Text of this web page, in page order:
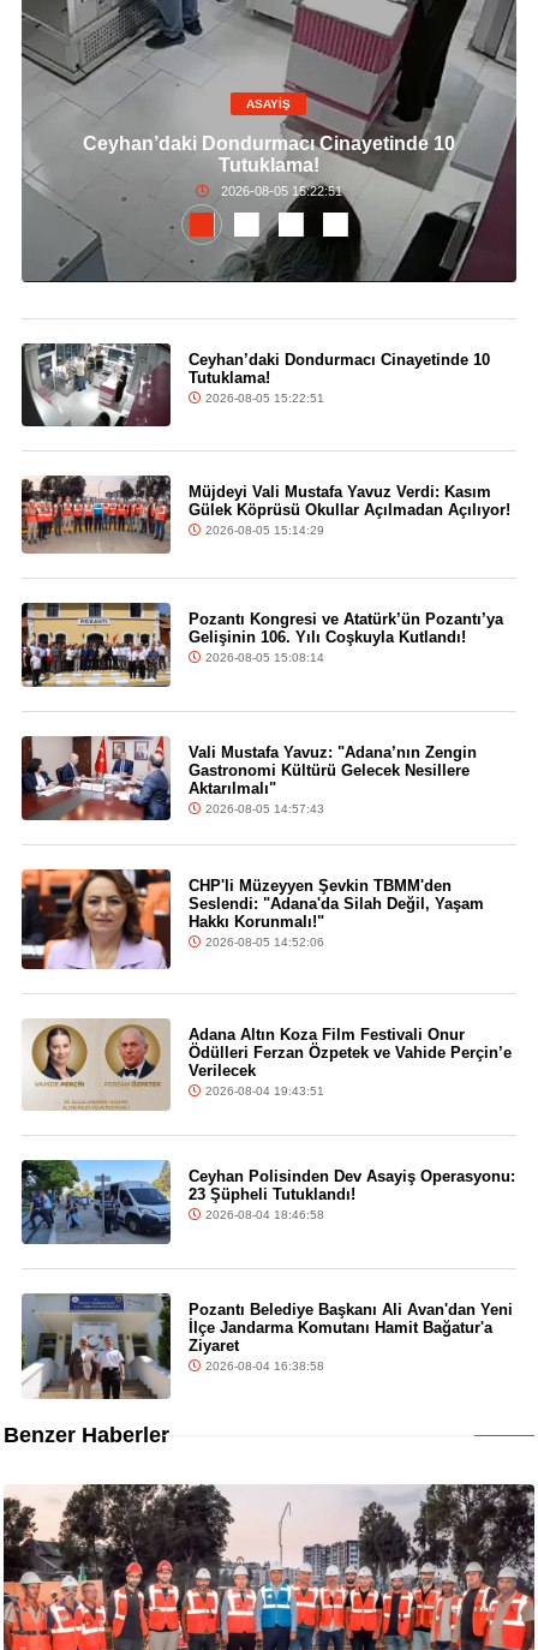
ASAYİŞ
Ceyhan’daki Dondurmacı Cinayetinde 10
Tutuklama!
2026-08-05 15:22:51
Ceyhan’daki Dondurmacı Cinayetinde 10
Tutuklama!
2026-08-05 15:22:51
Müjdeyi Vali Mustafa Yavuz Verdi: Kasım
Gülek Köprüsü Okullar Açılmadan Açılıyor!
2026-08-05 15:14:29
Pozantı Kongresi ve Atatürk’ün Pozantı’ya
Gelişinin 106. Yılı Coşkuyla Kutlandı!
2026-08-05 15:08:14
Vali Mustafa Yavuz: "Adana’nın Zengin
Gastronomi Kültürü Gelecek Nesillere
Aktarılmalı"
2026-08-05 14:57:43
CHP'li Müzeyyen Şevkin TBMM'den
Seslendi: "Adana'da Silah Değil, Yaşam
Hakkı Korunmalı!"
2026-08-05 14:52:06
Adana Altın Koza Film Festivali Onur
Ödülleri Ferzan Özpetek ve Vahide Perçin’e
Verilecek
2026-08-04 19:43:51
Ceyhan Polisinden Dev Asayiş Operasyonu:
23 Şüpheli Tutuklandı!
2026-08-04 18:46:58
Pozantı Belediye Başkanı Ali Avan'dan Yeni
İlçe Jandarma Komutanı Hamit Bağatur'a
Ziyaret
2026-08-04 16:38:58
Benzer Haberler